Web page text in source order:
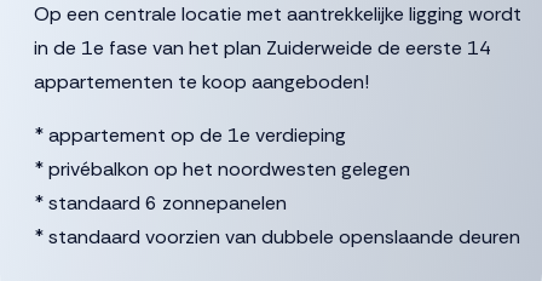
Op een centrale locatie met aantrekkelijke ligging wordt
in de 1e fase van het plan Zuiderweide de eerste 14
appartementen te koop aangeboden!
* appartement op de 1e verdieping
* privébalkon op het noordwesten gelegen
* standaard 6 zonnepanelen
* standaard voorzien van dubbele openslaande deuren